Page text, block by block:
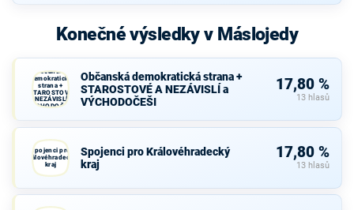
Konečné výsledky v Máslojedy
Občanská
demokratická
strana +
STAROSTOVÉ
A NEZÁVISLÍ a
VÝCHODOČEŠI
Občanská demokratická strana +
STAROSTOVÉ A NEZÁVISLÍ a
VÝCHODOČEŠI
17,80 %
13 hlasů
Spojenci pro
Královéhradecký
kraj
Spojenci pro Královéhradecký
kraj
17,80 %
13 hlasů